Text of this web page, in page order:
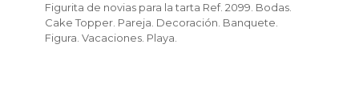
Figurita de novias para la tarta Ref. 2099. Bodas.
Cake Topper. Pareja. Decoración. Banquete.
Figura. Vacaciones. Playa.